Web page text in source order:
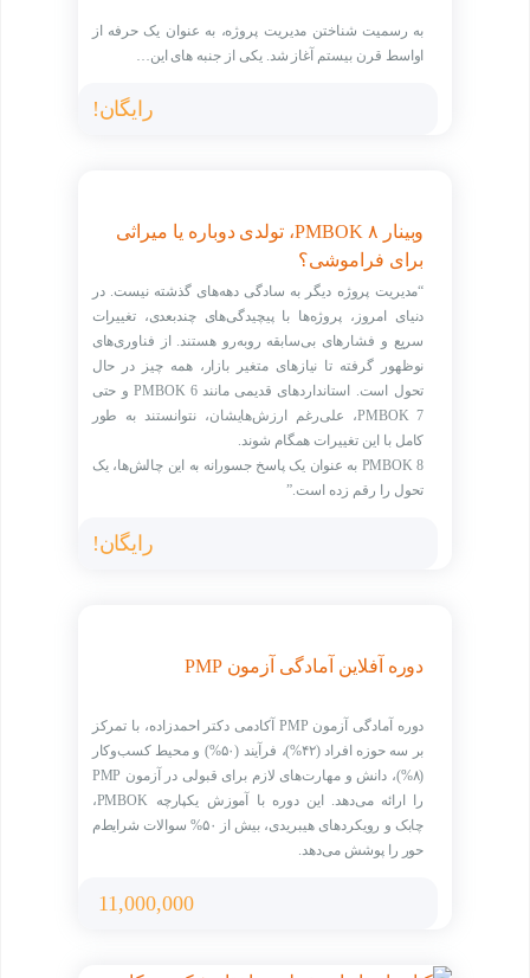
به رسمیت شناختن مدیریت پروژه، به عنوان یک حرفه از
اواسط قرن بیستم آغاز شد. یکی از جنبه های این…
رایگان!
وبینار PMBOK ۸، تولدی دوباره یا میراثی
برای فراموشی؟
“مدیریت پروژه دیگر به سادگی دهه‌های گذشته نیست. در
دنیای امروز، پروژه‌ها با پیچیدگی‌های چندبعدی، تغییرات
سریع و فشارهای بی‌سابقه روبه‌رو هستند. از فناوری‌های
نوظهور گرفته تا نیازهای متغیر بازار، همه چیز در حال
تحول است. استانداردهای قدیمی مانند PMBOK 6 و حتی
PMBOK 7، علی‌رغم ارزش‌هایشان، نتوانستند به طور
کامل با این تغییرات همگام شوند.
PMBOK 8 به عنوان یک پاسخ جسورانه به این چالش‌ها، یک
تحول را رقم زده است.”
رایگان!
دوره آفلاین آمادگی آزمون PMP
دوره آمادگی آزمون PMP آکادمی دکتر احمدزاده، با تمرکز
بر سه حوزه افراد (۴۲%)، فرآیند (۵۰%) و محیط کسب‌وکار
(۸%)، دانش و مهارت‌های لازم برای قبولی در آزمون PMP
را ارائه می‌دهد. این دوره با آموزش یکپارچه PMBOK،
چابک و رویکردهای هیبریدی، بیش از ۵۰% سوالات شرایط‌م
حور را پوشش می‌دهد.
11,000,000